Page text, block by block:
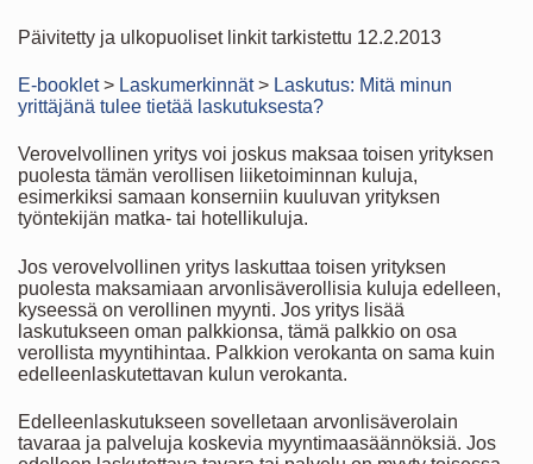
Päivitetty ja ulkopuoliset linkit tarkistettu 12.2.2013
E-booklet> Laskumerkinnät> Laskutus: Mitä minun
yrittäjänä tulee tietää laskutuksesta?
Verovelvollinen yritys voi joskus maksaa toisen yrityksen
puolesta tämän verollisen liiketoiminnan kuluja,
esimerkiksi samaan konserniin kuuluvan yrityksen
työntekijän matka- tai hotellikuluja.
Jos verovelvollinen yritys laskuttaa toisen yrityksen
puolesta maksamiaan arvonlisäverollisia kuluja edelleen,
kyseessä on verollinen myynti. Jos yritys lisää
laskutukseen oman palkkionsa, tämä palkkio on osa
verollista myyntihintaa. Palkkion verokanta on sama kuin
edelleenlaskutettavan kulun verokanta.
Edelleenlaskutukseen sovelletaan arvonlisäverolain
tavaraa ja palveluja koskevia myyntimaasäännöksiä. Jos